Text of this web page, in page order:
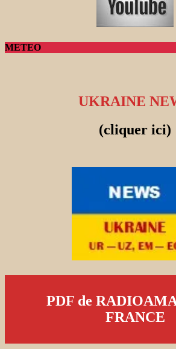
METEO
UKRAINE
(cliquer ici)
PDF de
FRANCE